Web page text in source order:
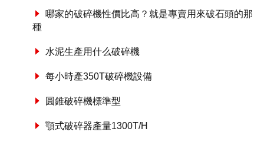
哪家的破碎機性價比高？就是專賣用來破石頭的那
種
水泥生產用什么破碎機
每小時產350T破碎機設備
圓錐破碎機標準型
顎式破碎器產量1300T/H